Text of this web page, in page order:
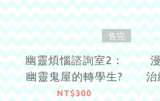
售完
幽靈煩惱諮詢室2：
幽靈鬼屋的轉學生?
NT$300
治